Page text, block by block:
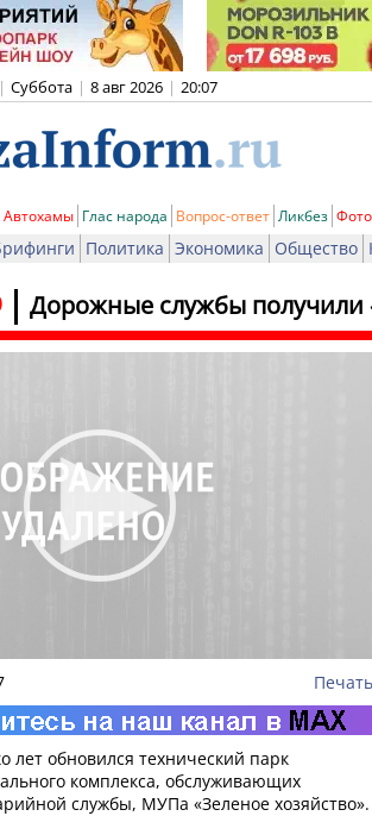
| Суббота | 8 авг 2026 | 20:07
Автохамы Глас народа Вопрос-ответ Ликбез
Политика Экономика Общество
Дорожные службы получили
Печать
лет обновился технический парк
комплекса, обслуживающих
службы, МУПа «Зеленое хозяйство».